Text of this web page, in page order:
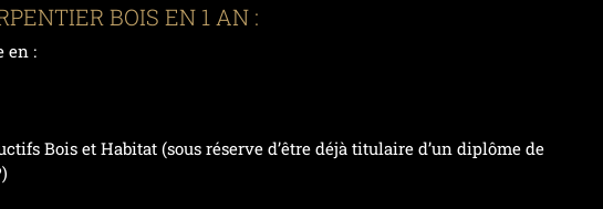
BOIS EN 1 AN :
en :
Bois et Habitat (sous réserve d’être déjà titulaire d’un diplôme de